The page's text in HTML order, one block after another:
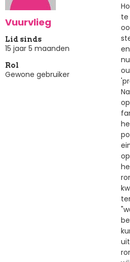
Vuurvlieg
Lid sinds
15 jaar 5 maanden
Rol
Gewone gebruiker
te